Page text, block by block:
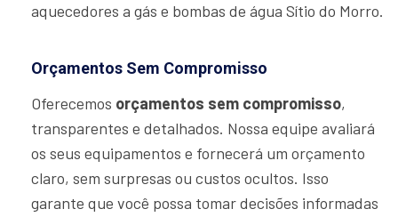
aquecedores a gás e bombas de água Sítio do Morro.
Orçamentos Sem Compromisso
Oferecemos orçamentos sem compromisso,
transparentes e detalhados. Nossa equipe avaliará
os seus equipamentos e fornecerá um orçamento
claro, sem surpresas ou custos ocultos. Isso
garante que você possa tomar decisões informadas